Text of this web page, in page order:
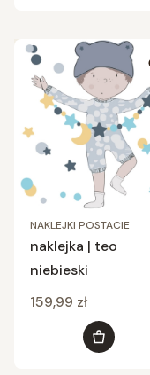
NAKLEJKI POSTACIE
naklejka | teo
niebieski
Cena
159,99 zł
Do koszyka